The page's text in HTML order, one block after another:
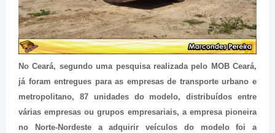
No Ceará, segundo uma pesquisa realizada pelo MOB Ceará,
já foram entregues para as empresas de transporte urbano e
metropolitano, 87 unidades do modelo, distribuídos entre
várias empresas ou grupos empresariais, a empresa pioneira
no Norte-Nordeste a adquirir veículos do modelo foi a